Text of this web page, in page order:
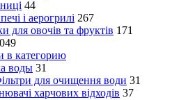
44
і аерогрилі 267
для овочів та фруктів 171
в категорию
воды 31
для очищення води 31
харчових відходів 37